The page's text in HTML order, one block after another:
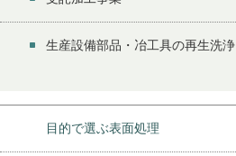
生産設備部品・冶工具の再生洗浄
目的で選ぶ表面処理